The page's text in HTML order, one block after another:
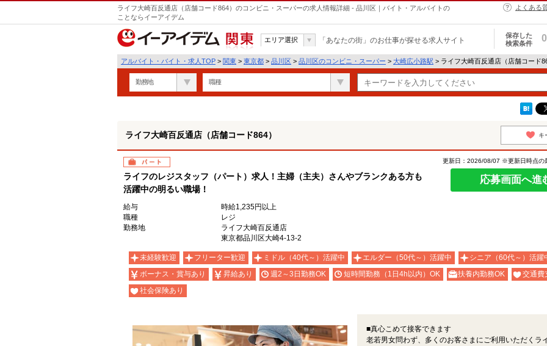
ライフ大崎百反通店（店舗コード864）のコンビニ・スーパーの求人情報詳細 - 品川区｜バイト・アルバイトの
ことならイーアイデム
よくある
関東
エリア選択 「あなたの街」のお仕事が探せる求人サイト
保存した
検索条件
0
アルバイト・バイト・求人TOP > 関東 > 東京都 > 品川区 > 品川区のコンビニ・スーパー > 大崎広小路駅 > ライフ大崎百反通店（店舗コード
勤務地 職種
ライフ大崎百反通店（店舗コード864） キ
パート
ライフのレジスタッフ（パート）求人！主婦（主夫）さんやブランクある方も
活躍中の明るい職場！
更新日：2026/08/07 ※更新日時点の
応募画面へ進
給与
時給1,235円以上
職種
レジ
勤務地
ライフ大崎百反通店
東京都品川区大崎4-13-2
未経験歓迎 フリーター歓迎 ミドル（40代～）活躍中 エルダー（50代～）活躍中
シニア（60代～）活躍
ボーナス・賞与あり
昇給あり 週2～3日勤務OK 短時間勤務（1日4h以内）OK 扶養内勤務OK
交通費
社会保険あり
■真心こめて接客できます
老若男女問わず、多くのお客さまにご利用いただくラ